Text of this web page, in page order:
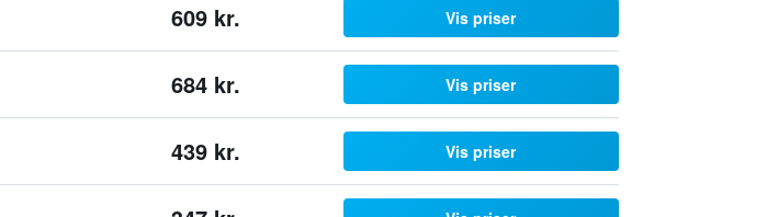
609 kr. Vis priser
684 kr. Vis priser
439 kr. Vis priser